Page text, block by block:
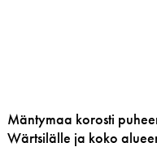
Mäntymaa korosti
Wärtsilälle ja koko